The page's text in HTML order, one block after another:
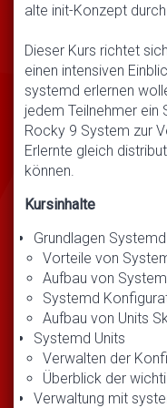
alte init-Konzept
Dieser Kurs richtet
einen intensiven
systemd erlernen
jedem Teilnehmer ein
Rocky 9 System zur
Erlernte gleich
können.
Kursinhalte
Grundlagen Systemd
Vorteile von
Aufbau von
Systemd
Aufbau von Units
Systemd Units
Verwalten der
Überblick der
Verwaltung mit